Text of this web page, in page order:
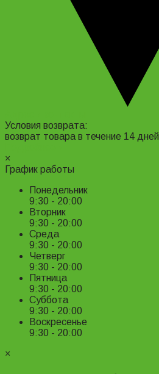
Условия возврата:
возврат товара в течение 14 дней
×
График работы
Понедельник
9:30 - 20:00
Вторник
9:30 - 20:00
Среда
9:30 - 20:00
Четверг
9:30 - 20:00
Пятница
9:30 - 20:00
Суббота
9:30 - 20:00
Воскресенье
9:30 - 20:00
×